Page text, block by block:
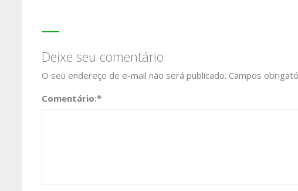
Deixe seu comentário
O seu endereço de e-mail não será publicado. Campos
Comentário:*